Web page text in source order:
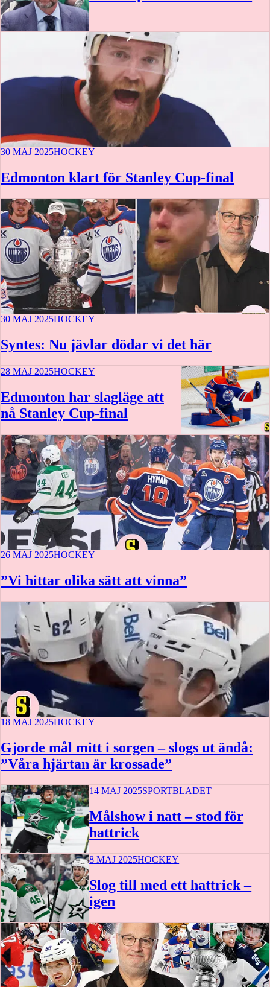
30 MAJ 2025HOCKEY
Edmonton klart för Stanley Cup-final
30 MAJ 2025HOCKEY
Syntes: Nu jävlar dödar vi det här
28 MAJ 2025HOCKEY
Edmonton har slagläge att
nå Stanley Cup-final
26 MAJ 2025HOCKEY
”Vi hittar olika sätt att vinna”
18 MAJ 2025HOCKEY
Gjorde mål mitt i sorgen – slogs ut ändå:
”Våra hjärtan är krossade”
14 MAJ 2025SPORTBLADET
Målshow i natt – stod för
hattrick
8 MAJ 2025HOCKEY
Slog till med ett hattrick –
igen